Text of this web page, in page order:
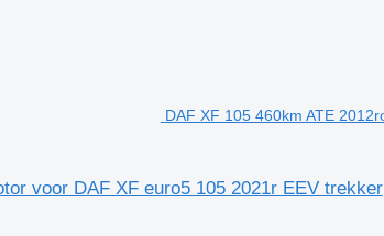
DAF XF 105 460km ATE
voor DAF XF euro5 105 2021r EEV trekker